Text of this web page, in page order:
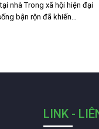
nhà Trong xã hội hiện đại
bận rộn đã khiến…
LINK -